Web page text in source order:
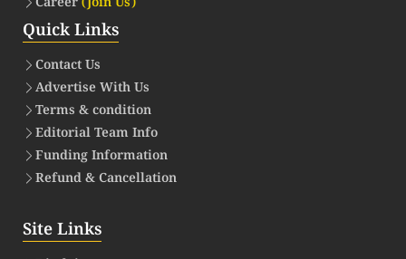
Quick Links
Contact Us
Advertise With Us
Terms & condition
Editorial Team Info
Funding Information
Refund & Cancellation
Site Links